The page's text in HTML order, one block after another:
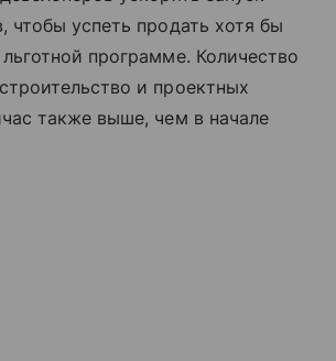
чтобы успеть продать хотя бы
программе. Количество
и проектных
также выше, чем в начале